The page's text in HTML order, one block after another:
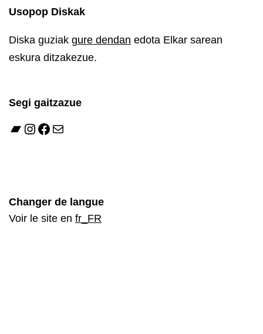
Usopop Diskak
Diska guziak gure dendan edota Elkar sarean
eskura ditzakezue.
Segi gaitzazue
Bandcamp
Instagram
Facebook
Mail
Changer de langue
Voir le site en fr_FR